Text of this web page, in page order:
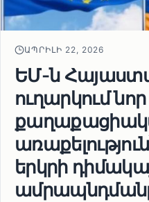
ԱՊՐԻԼԻ 22, 2026
ԵՄ-ն
ուղարկում նոր
երկրի